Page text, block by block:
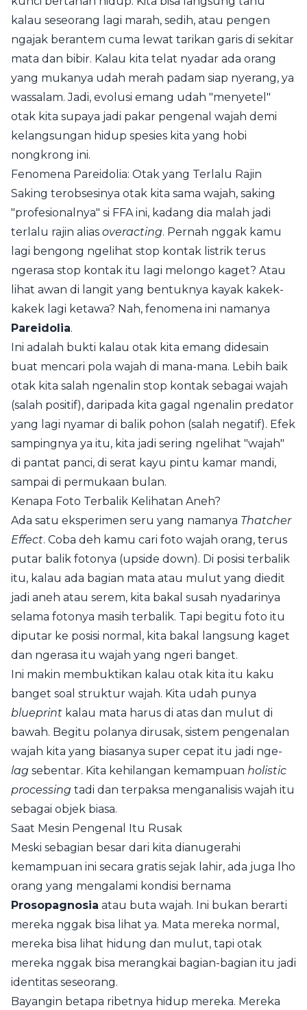
kalau seseorang lagi marah, sedih, atau pengen
ngajak berantem cuma lewat tarikan garis di sekitar
mata dan bibir. Kalau kita telat nyadar ada orang
yang mukanya udah merah padam siap nyerang, ya
wassalam. Jadi, evolusi emang udah "menyetel"
otak kita supaya jadi pakar pengenal wajah demi
kelangsungan hidup spesies kita yang hobi
nongkrong ini.
Fenomena Pareidolia: Otak yang Terlalu Rajin
Saking terobsesinya otak kita sama wajah, saking
"profesionalnya" si FFA ini, kadang dia malah jadi
terlalu rajin alias overacting. Pernah nggak kamu
lagi bengong ngelihat stop kontak listrik terus
ngerasa stop kontak itu lagi melongo kaget? Atau
lihat awan di langit yang bentuknya kayak kakek-
kakek lagi ketawa? Nah, fenomena ini namanya
Pareidolia.
Ini adalah bukti kalau otak kita emang didesain
buat mencari pola wajah di mana-mana. Lebih baik
otak kita salah ngenalin stop kontak sebagai wajah
(salah positif), daripada kita gagal ngenalin predator
yang lagi nyamar di balik pohon (salah negatif). Efek
sampingnya ya itu, kita jadi sering ngelihat "wajah"
di pantat panci, di serat kayu pintu kamar mandi,
sampai di permukaan bulan.
Kenapa Foto Terbalik Kelihatan Aneh?
Ada satu eksperimen seru yang namanya Thatcher
Effect. Coba deh kamu cari foto wajah orang, terus
putar balik fotonya (upside down). Di posisi terbalik
itu, kalau ada bagian mata atau mulut yang diedit
jadi aneh atau serem, kita bakal susah nyadarinya
selama fotonya masih terbalik. Tapi begitu foto itu
diputar ke posisi normal, kita bakal langsung kaget
dan ngerasa itu wajah yang ngeri banget.
Ini makin membuktikan kalau otak kita itu kaku
banget soal struktur wajah. Kita udah punya
blueprint kalau mata harus di atas dan mulut di
bawah. Begitu polanya dirusak, sistem pengenalan
wajah kita yang biasanya super cepat itu jadi nge-
lag sebentar. Kita kehilangan kemampuan holistic
processing tadi dan terpaksa menganalisis wajah itu
sebagai objek biasa.
Saat Mesin Pengenal Itu Rusak
Meski sebagian besar dari kita dianugerahi
kemampuan ini secara gratis sejak lahir, ada juga lho
orang yang mengalami kondisi bernama
Prosopagnosia atau buta wajah. Ini bukan berarti
mereka nggak bisa lihat ya. Mata mereka normal,
mereka bisa lihat hidung dan mulut, tapi otak
mereka nggak bisa merangkai bagian-bagian itu jadi
identitas seseorang.
Bayangin betapa ribetnya hidup mereka. Mereka